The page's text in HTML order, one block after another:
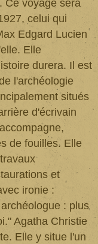
Ce voyage sera
celui qui
Edgard Lucien
Elle
durera. Il est
l'archéologie
situés
d'écrivain
de fouilles. Elle
et
ironie :
: plus
Agatha Christie
Elle y situe l'un